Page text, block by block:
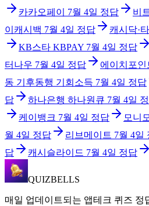
카카오페이
7월 4일 정답 비
이캐시백 7월 4일 정답 캐시닥·
KB스타 KBPAY 7월 4일 정답
터나우 7월 4일 정답 에이치포인
동 기후동행 기회소득 7월 4일 정답
답
하나은행 하나원큐 7월 4일
케이뱅크 7월 4일 정답 모니모
월 4일 정답 리브메이트 7월 4일
답
캐시슬라이드 7월 4일 정답
QUIZBELLS
매일 업데이트되는 앱테크 퀴즈 정